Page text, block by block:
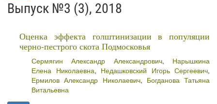
Выпуск №3 (3), 2018
Оценка эффекта голштинизации в популяции
черно-пестрого скота Подмосковья
Сермягин Александр Александрович, Нарышкина
Елена Николаевна, Недашковский Игорь Сергеевич,
Ермилов Александр Николаевич, Богданова Татьяна
Витальевна